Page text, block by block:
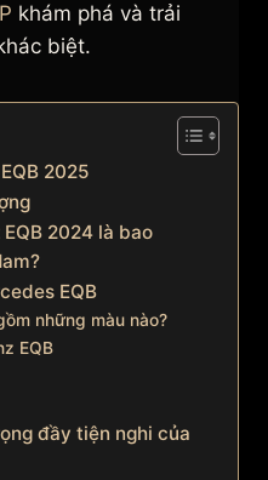
khám phá và trải
biệt.
2025
2024 là bao
EQB
những màu nào?
EQB
đầy tiện nghi của